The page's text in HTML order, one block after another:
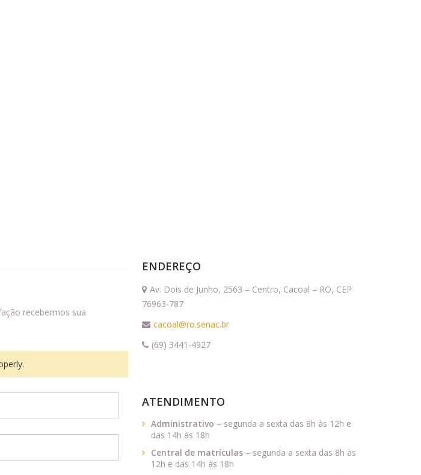
recebermos sua
ENDEREÇO
Av. Dois de Junho, 2563 – Centro, Cacoal – RO, CEP
76963-787
cacoal@ro.senac.br
(69) 3441-4927
ATENDIMENTO
Administrativo – segunda a sexta das 8h às 12h e
das 14h às 18h
Central de matrículas – segunda a sexta das 8h às
12h e das 14h às 18h